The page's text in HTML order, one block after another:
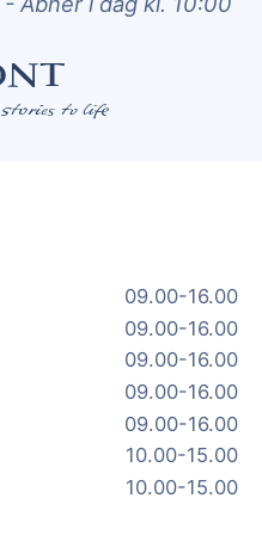
09.00-16.00
09.00-16.00
09.00-16.00
09.00-16.00
09.00-16.00
10.00-15.00
10.00-15.00